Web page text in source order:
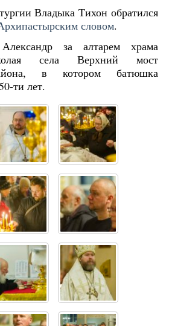
Владыка Тихон обратился
словом.
за алтарем храма
села Верхний мост
в котором батюшка
ти лет.